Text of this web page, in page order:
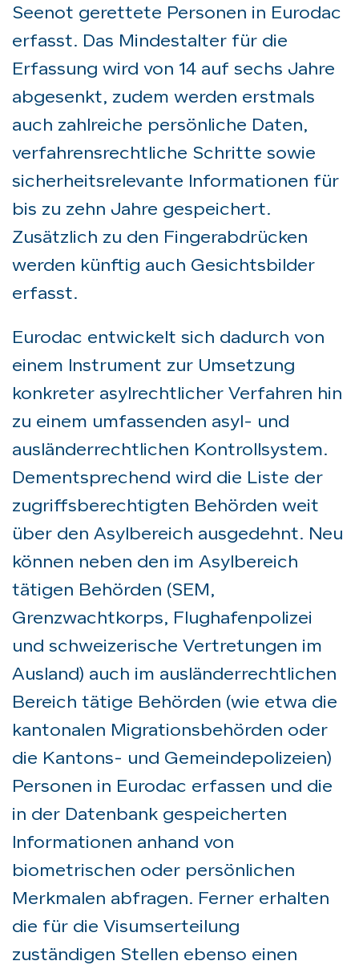
Seenot gerettete Personen in Eurodac
erfasst. Das Mindestalter für die
Erfassung wird von 14 auf sechs Jahre
abgesenkt, zudem werden erstmals
auch zahlreiche persönliche Daten,
verfahrensrechtliche Schritte sowie
sicherheitsrelevante Informationen für
bis zu zehn Jahre gespeichert.
Zusätzlich zu den Fingerabdrücken
werden künftig auch Gesichtsbilder
erfasst.
Eurodac entwickelt sich dadurch von
einem Instrument zur Umsetzung
konkreter asylrechtlicher Verfahren hin
zu einem umfassenden asyl- und
ausländerrechtlichen Kontrollsystem.
Dementsprechend wird die Liste der
zugriffsberechtigten Behörden weit
über den Asylbereich ausgedehnt. Neu
können neben den im Asylbereich
tätigen Behörden (SEM,
Grenzwachtkorps, Flughafenpolizei
und schweizerische Vertretungen im
Ausland) auch im ausländerrechtlichen
Bereich tätige Behörden (wie etwa die
kantonalen Migrationsbehörden oder
die Kantons- und Gemeindepolizeien)
Personen in Eurodac erfassen und die
in der Datenbank gespeicherten
Informationen anhand von
biometrischen oder persönlichen
Merkmalen abfragen. Ferner erhalten
die für die Visumserteilung
zuständigen Stellen ebenso einen